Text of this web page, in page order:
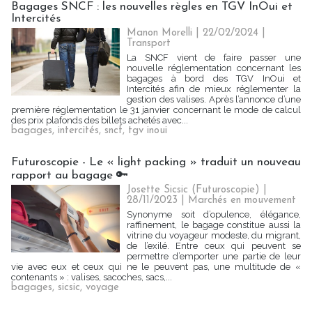
Bagages SNCF : les nouvelles règles en TGV InOui et
Intercités
Manon Morelli | 22/02/2024
Transport
La SNCF vient de faire passer une
nouvelle réglementation concernant les
bagages à bord des TGV InOui et
Intercités afin de mieux réglementer la
gestion des valises. Après l’annonce d’une
première réglementation le 31 janvier concernant le mode de calcul
des prix plafonds des billets achetés avec...
bagages, intercités, sncf, tgv inoui
Futuroscopie - Le « light packing » traduit un nouveau
rapport au bagage 🔑
Josette Sicsic (Futuroscopie)
28/11/2023
Marchés en mouvement
Synonyme soit d’opulence, élégance,
raffinement, le bagage constitue aussi la
vitrine du voyageur modeste, du migrant,
de l’exilé. Entre ceux qui peuvent se
permettre d’emporter une partie de leur
vie avec eux et ceux qui ne le peuvent pas, une multitude de «
contenants » : valises, sacoches, sacs,...
bagages, sicsic, voyage